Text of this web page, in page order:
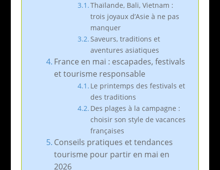
Thaïlande, Bali, Vietnam :
trois joyaux d’Asie à ne pas
manquer
Saveurs, traditions et
aventures asiatiques
France en mai : escapades, festivals
et tourisme responsable
Le printemps des festivals et
des traditions
Des plages à la campagne :
choisir son style de vacances
françaises
Conseils pratiques et tendances
tourisme pour partir en mai en
2026